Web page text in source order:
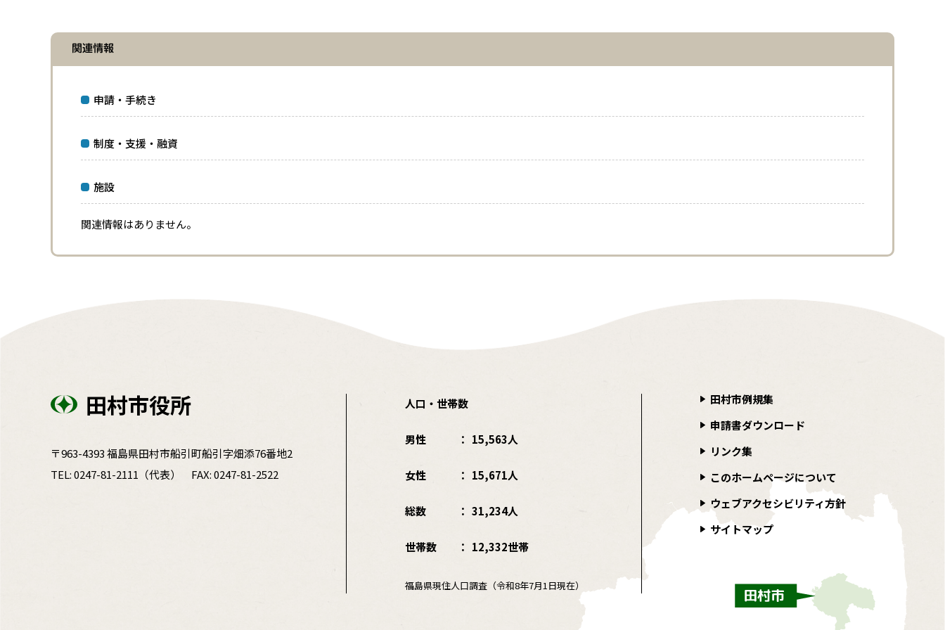
関連情報
申請・手続き
制度・支援・融資
施設
関連情報はありません。
田村市役所
〒963-4393 福島県田村市船引町船引字畑添76番地2
TEL:0247-81-2111 （代表） FAX: 0247-81-2522
人口・世帯数
男性 15,563人
女性 15,671人
総数 31,234人
世帯数 12,332世帯
福島県現住人口調査（令和8年7月1日現在）
田村市例規集
申請書ダウンロード
リンク集
このホームページについて
ウェブアクセシビリティ方針
サイトマップ